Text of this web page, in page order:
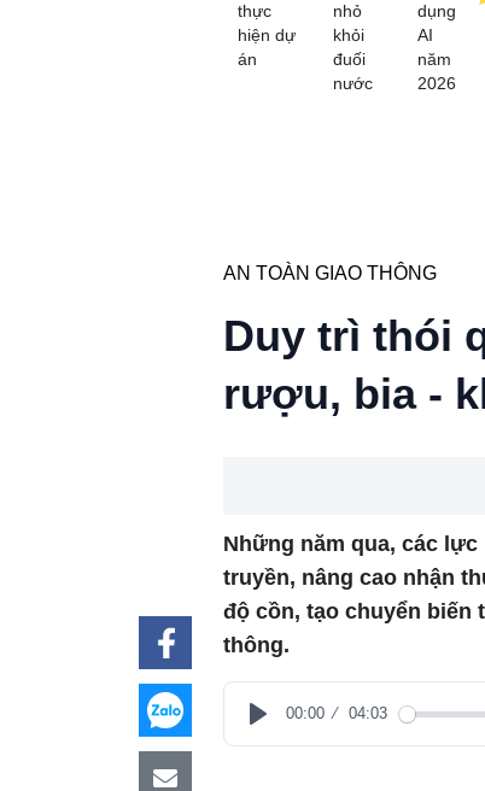
thực
hiện dự
án
nhỏ
khỏi
đuối
nước
dụng
AI
năm
2026
AN TOÀN GIAO THÔNG
Duy trì thói
rượu, bia -
Những năm qua, các
truyền, nâng cao nhận
độ cồn, tạo chuyển biến
thông.
Play
00:00 04:03